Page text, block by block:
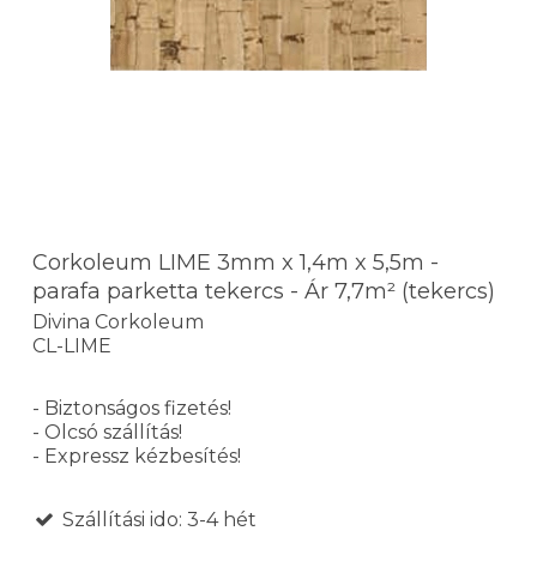
Corkoleum LIME 3mm x 1,4m x 5,5m -
parafa parketta tekercs - Ár 7,7m² (tekercs)
Divina Corkoleum
CL-LIME
- Biztonságos fizetés!
- Olcsó szállítás!
- Expressz kézbesítés!
Szállítási ido: 3-4 hét